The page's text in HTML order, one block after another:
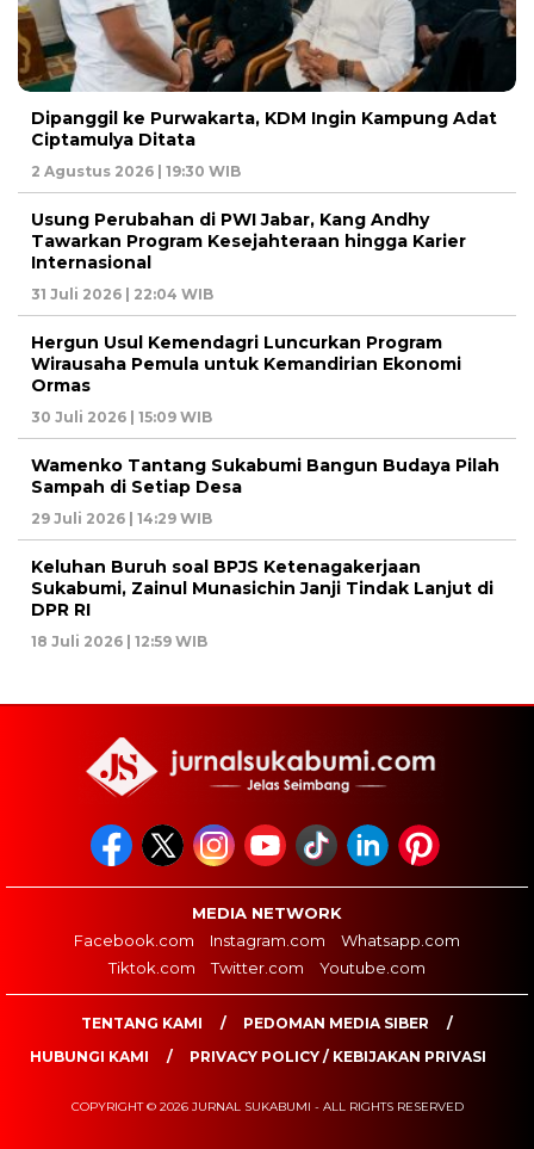
Dipanggil ke Purwakarta, KDM Ingin Kampung Adat
Ciptamulya Ditata
2 Agustus 2026 | 19:30 WIB
Usung Perubahan di PWI Jabar, Kang Andhy
Tawarkan Program Kesejahteraan hingga Karier
Internasional
31 Juli 2026 | 22:04 WIB
Hergun Usul Kemendagri Luncurkan Program
Wirausaha Pemula untuk Kemandirian Ekonomi
Ormas
30 Juli 2026 | 15:09 WIB
Wamenko Tantang Sukabumi Bangun Budaya Pilah
Sampah di Setiap Desa
29 Juli 2026 | 14:29 WIB
Keluhan Buruh soal BPJS Ketenagakerjaan
Sukabumi, Zainul Munasichin Janji Tindak Lanjut di
DPR RI
18 Juli 2026 | 12:59 WIB
MEDIA NETWORK
Facebook.com
Instagram.com
Whatsapp.com
Tiktok.com
Twitter.com Youtube.com
TENTANG KAMI
PEDOMAN MEDIA SIBER
HUBUNGI KAMI
PRIVACY POLICY / KEBIJAKAN PRIVASI
COPYRIGHT © 2026 JURNAL SUKABUMI - ALL RIGHTS RESERVED